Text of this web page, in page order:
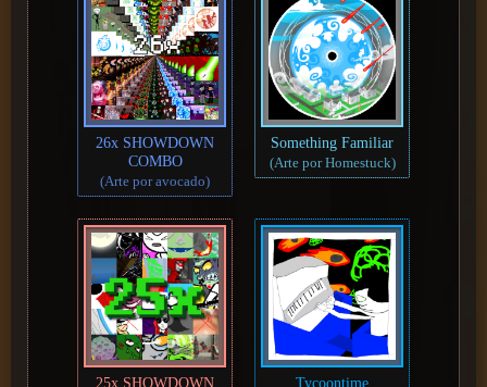
26x SHOWDOWN
COMBO
(Arte por avocado)
Something Familiar
(Arte por Homestuck)
25x SHOWDOWN
Tycoontime